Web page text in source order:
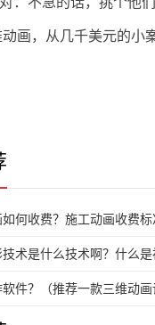
画，从几千美元的小
何收费？施工动画收费标
术是什么技术啊？什么
件？（推荐一款三维动画